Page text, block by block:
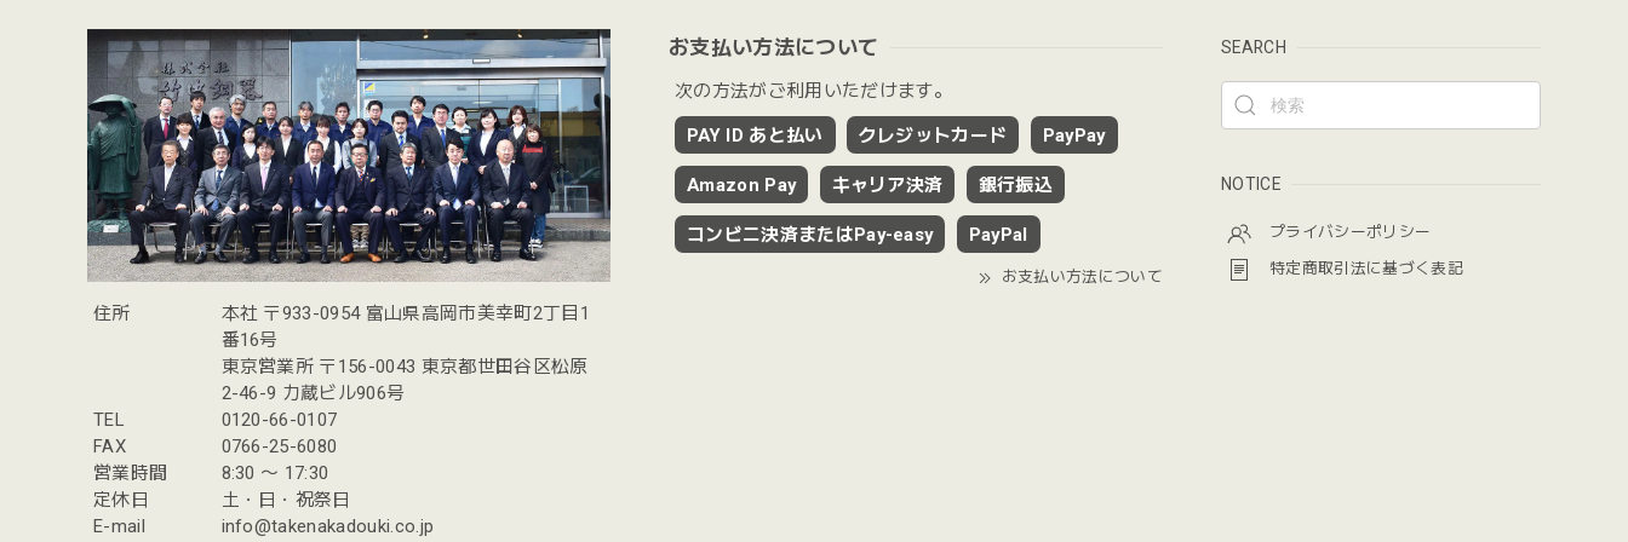
住所
本社 〒933-0954 富山県高岡市美幸町2丁目1
番16号
東京営業所 〒156-0043 東京都世田谷区松原
2-46-9 力蔵ビル906号
TEL
0120-66-0107
FAX
0766-25-6080
営業時間
8:30 〜 17:30
定休日
土・日・祝祭日
E-mail
info@takenakadouki.co.jp
お支払い方法について
次の方法がご利用いただけます。
PAY ID あと払い クレジットカード PayPay
Amazon Pay キャリア決済 銀行振込
コンビニ決済またはPay-easy PayPal
お支払い方法について
SEARCH
NOTICE
プライバシーポリシー
特定商取引法に基づく表記